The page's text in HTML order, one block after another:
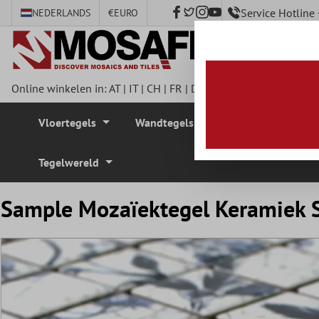
hoofdinhoud
NEDERLANDS €EURO Service
Online winkelen in:AT| IT| CH | FR | DE
Vloertegels Wandtegels
Tegelwereld
Sample Mozaïektegel Keramiek